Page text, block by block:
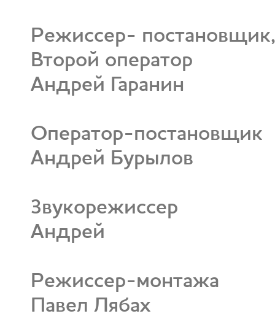
Режиссер- постановщик,
Второй оператор
Андрей Гаранин
Оператор-постановщик
Андрей Бурылов
Звукорежиссер
Андрей
Режиссер-монтажа
Павел Лябах